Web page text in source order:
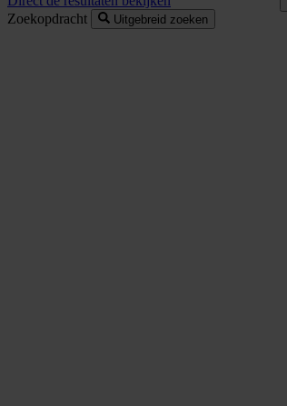
Zoekopdracht
Uitgebreid zoeken